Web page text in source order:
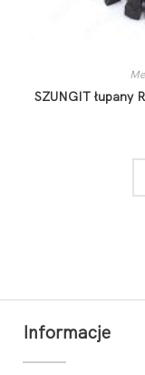
SZUNGIT łupany
Informacje